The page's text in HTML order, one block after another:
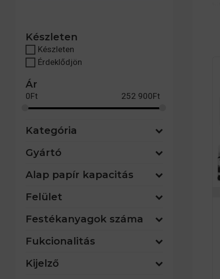
Készleten
Készleten
Érdeklődjön
Ár
0Ft 252 900Ft
Kategória
Gyártó
Alap papír kapacitás
Felület
Festékanyagok száma
Fukcionalitás
Kijelző